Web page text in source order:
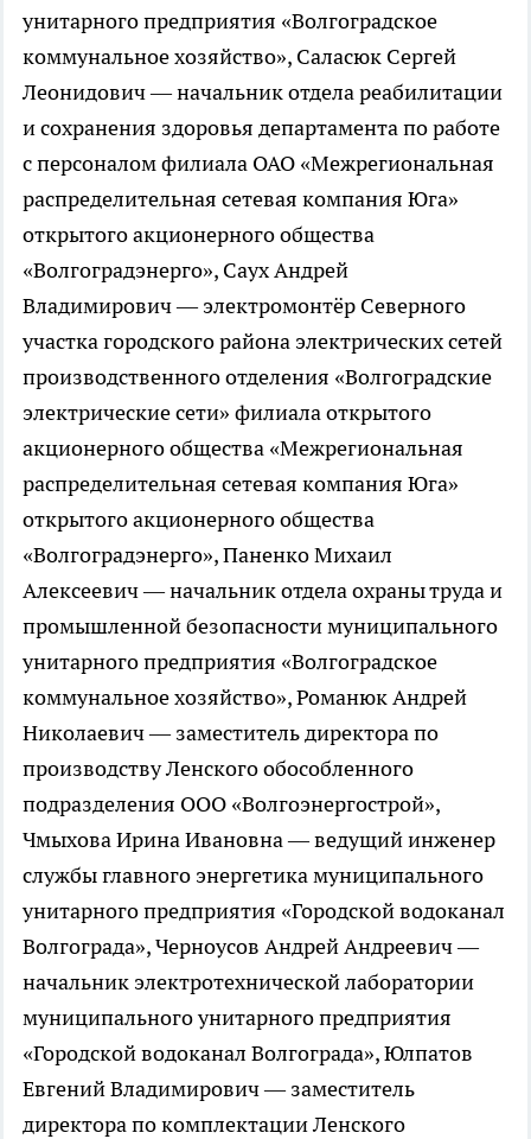
унитарного предприятия «Волгоградское
коммунальное хозяйство», Саласюк Сергей
Леонидович — начальник отдела реабилитации
и сохранения здоровья департамента по работе
с персоналом филиала ОАО «Межрегиональная
распределительная сетевая компания Юга»
открытого акционерного общества
«Волгоградэнерго», Саух Андрей
Владимирович — электромонтёр Северного
участка городского района электрических сетей
производственного отделения «Волгоградские
электрические сети» филиала открытого
акционерного общества «Межрегиональная
распределительная сетевая компания Юга»
открытого акционерного общества
«Волгоградэнерго», Паненко Михаил
Алексеевич — начальник отдела охраны труда и
промышленной безопасности муниципального
унитарного предприятия «Волгоградское
коммунальное хозяйство», Романюк Андрей
Николаевич — заместитель директора по
производству Ленского обособленного
подразделения ООО «Волгоэнергострой»,
Чмыхова Ирина Ивановна — ведущий инженер
службы главного энергетика муниципального
унитарного предприятия «Городской водоканал
Волгограда», Черноусов Андрей Андреевич —
начальник электротехнической лаборатории
муниципального унитарного предприятия
«Городской водоканал Волгограда», Юлпатов
Евгений Владимирович — заместитель
директора по комплектации Ленского